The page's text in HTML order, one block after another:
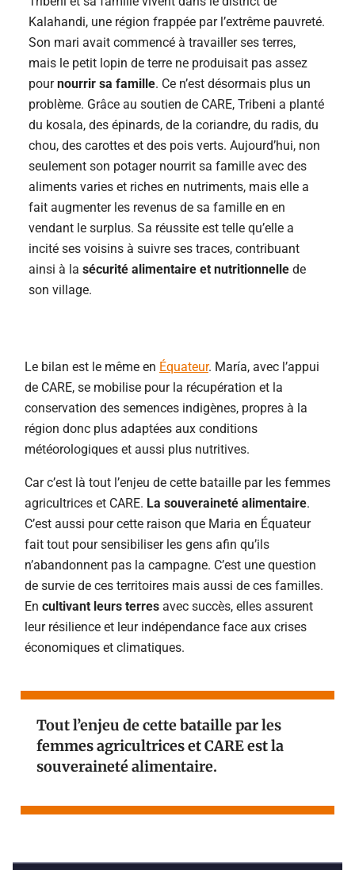
Kalahandi, une région frappée par l’extrême pauvreté.
Son mari avait commencé à travailler ses terres,
mais le petit lopin de terre ne produisait pas assez
pournourrir sa famille. Ce n’est désormais plus un
problème. Grâce au soutien de CARE, Tribeni a planté
du kosala, des épinards, de la coriandre, du radis, du
chou, des carottes et des pois verts. Aujourd’hui, non
seulement son potager nourrit sa famille avec des
aliments varies et riches en nutriments, mais elle a
fait augmenter les revenus de sa famille en en
vendant le surplus. Sa réussite est telle qu’elle a
incité ses voisins à suivre ses traces, contribuant
ainsi à la sécurité alimentaire et nutritionnelle de
son village.
Le bilan est le même en Équateur. María, avec l’appui
de CARE, se mobilise pour la récupération et la
conservation des semences indigènes, propres à la
région donc plus adaptées aux conditions
météorologiques et aussi plus nutritives.
Car c’est là tout l’enjeu de cette bataille par les femmes
agricultrices et CARE. La souveraineté alimentaire.
C’est aussi pour cette raison que Maria en Équateur
fait tout pour sensibiliser les gens afin qu’ils
n’abandonnent pas la campagne. C’est une question
de survie de ces territoires mais aussi de ces familles.
En cultivant leurs terres avec succès, elles assurent
leur résilience et leur indépendance face aux crises
économiques et climatiques.
Tout l’enjeu de cette bataille par les
femmes agricultrices et CARE est la
souveraineté alimentaire.